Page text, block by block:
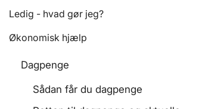
Ledig - hvad gør jeg?
Økonomisk hjælp
Dagpenge
Sådan får du dagpenge